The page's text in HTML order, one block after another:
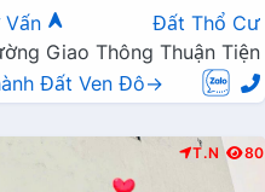
Vấn
Đất Thổ Cư
Giao Thông Thuận Tiện
Đất Ven Đô→
T.N 80